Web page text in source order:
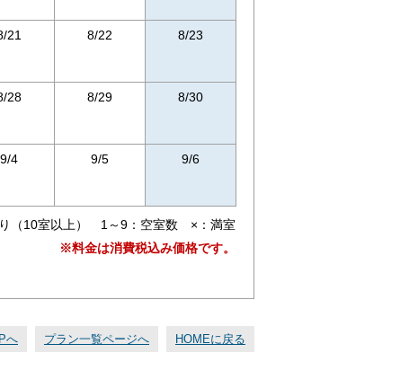
21 8/22 8/23
28 8/29 8/30
9/4 9/5 9/6
（10室以上） 1～9：空室数 ×：満室
※料金は消費税込み価格です。
へ プラン一覧ページへ HOMEに戻る